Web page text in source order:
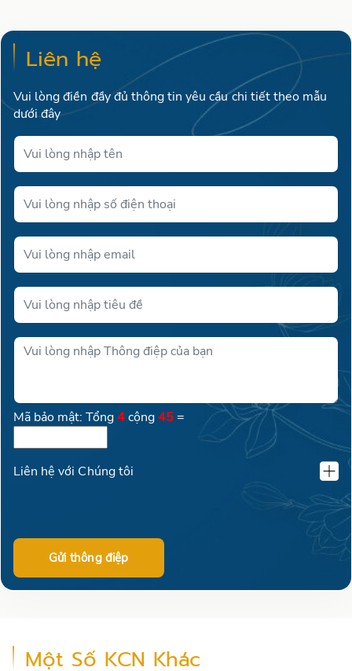
Liên hệ
Vui lòng điền đầy đủ thông tin yêu cầu chi tiết theo mẫu
dưới đây
Mã bảo mật: Tổng4cộng45=
Liên hệ với Chúng tôi
02462600016
+84904128071
Gửi thông điệp
Một Số KCN Khác